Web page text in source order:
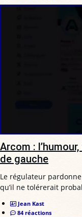
Arcom :
de gauche
Le régulateur
qu’il ne tolérerait
Jean Kast
84 réactions